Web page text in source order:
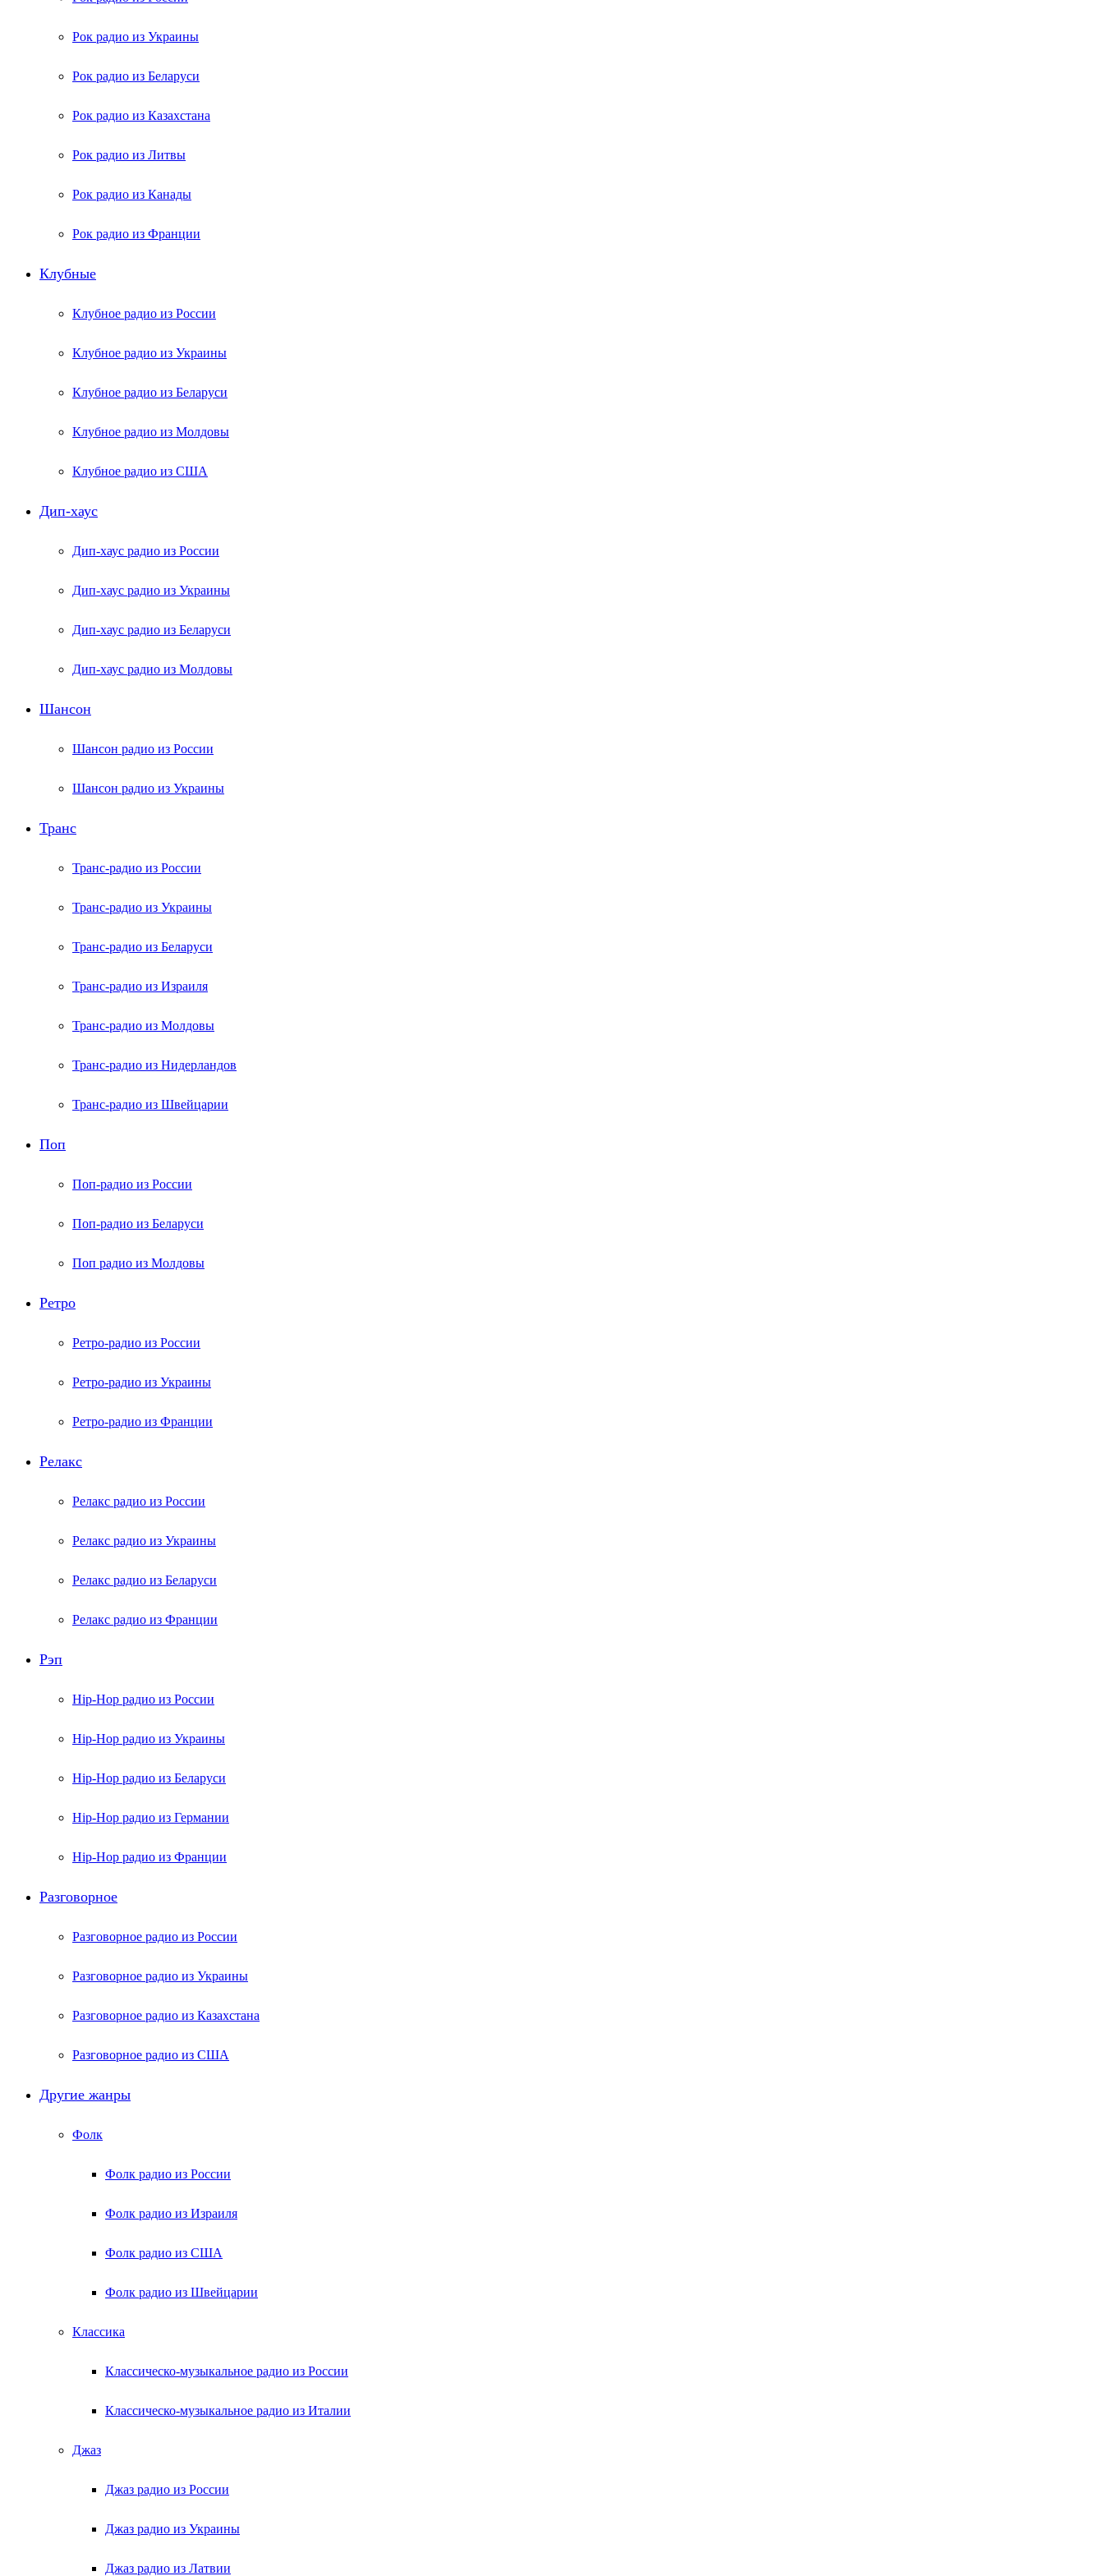
Рок радио из Украины
Рок радио из Беларуси
Рок радио из Казахстана
Рок радио из Литвы
Рок радио из Канады
Рок радио из Франции
Клубные
Клубное радио из России
Клубное радио из Украины
Клубное радио из Беларуси
Клубное радио из Молдовы
Клубное радио из США
Дип-хаус
Дип-хаус радио из России
Дип-хаус радио из Украины
Дип-хаус радио из Беларуси
Дип-хаус радио из Молдовы
Шансон
Шансон радио из России
Шансон радио из Украины
Транс
Транс-радио из России
Транс-радио из Украины
Транс-радио из Беларуси
Транс-радио из Израиля
Транс-радио из Молдовы
Транс-радио из Нидерландов
Транс-радио из Швейцарии
Поп
Поп-радио из России
Поп-радио из Беларуси
Поп радио из Молдовы
Ретро
Ретро-радио из России
Ретро-радио из Украины
Ретро-радио из Франции
Релакс
Релакс радио из России
Релакс радио из Украины
Релакс радио из Беларуси
Релакс радио из Франции
Рэп
Hip-Hop радио из России
Hip-Hop радио из Украины
Hip-Hop радио из Беларуси
Hip-Hop радио из Германии
Hip-Hop радио из Франции
Разговорное
Разговорное радио из России
Разговорное радио из Украины
Разговорное радио из Казахстана
Разговорное радио из США
Другие жанры
Фолк
Фолк радио из России
Фолк радио из Израиля
Фолк радио из США
Фолк радио из Швейцарии
Классика
Классическо-музыкальное радио из России
Классическо-музыкальное радио из Италии
Джаз
Джаз радио из России
Джаз радио из Украины
Джаз радио из Латвии